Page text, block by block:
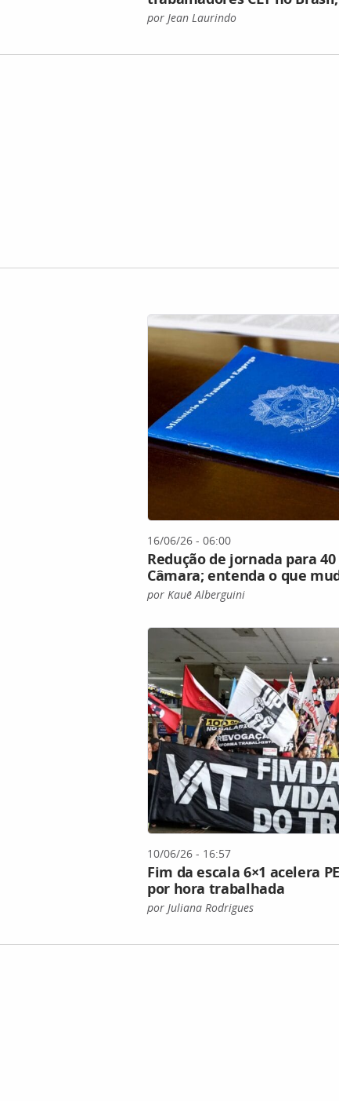
por Jean Laurindo
16/06/26 - 06:00
Redução de jornada para
Câmara; entenda o que
por Kauê Alberguini
10/06/26 - 16:57
Fim da escala 6×1 acelera
por hora trabalhada
por Juliana Rodrigues